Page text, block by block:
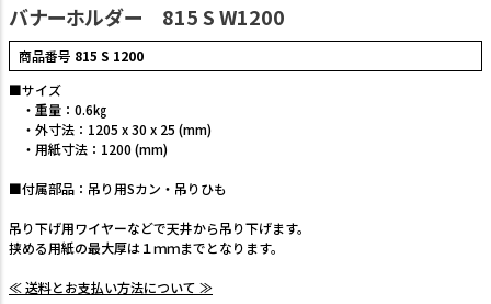
バナーホルダー 815 S W1200
商品番号 815 S 1200
■サイズ
・重量：0.6㎏
・外寸法：1205 x 30 x 25 (mm)
・用紙寸法：1200 (mm)
■付属部品：吊り用Sカン・吊りひも
吊り下げ用ワイヤーなどで天井から吊り下げます。
挟める用紙の最大厚は１ｍｍまでとなります。
≪ 送料とお支払い方法について ≫